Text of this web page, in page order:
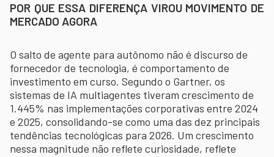
POR QUE ESSA DIFERENÇA VIROU MOVIMENTO DE
MERCADO AGORA
O salto de agente para autônomo não é discurso de
fornecedor de tecnologia, é comportamento de
investimento em curso. Segundo o Gartner, os
sistemas de IA multiagentes tiveram crescimento de
1.445% nas implementações corporativas entre 2024
e 2025, consolidando-se como uma das dez principais
tendências tecnológicas para 2026. Um crescimento
nessa magnitude não reflete curiosidade, reflete